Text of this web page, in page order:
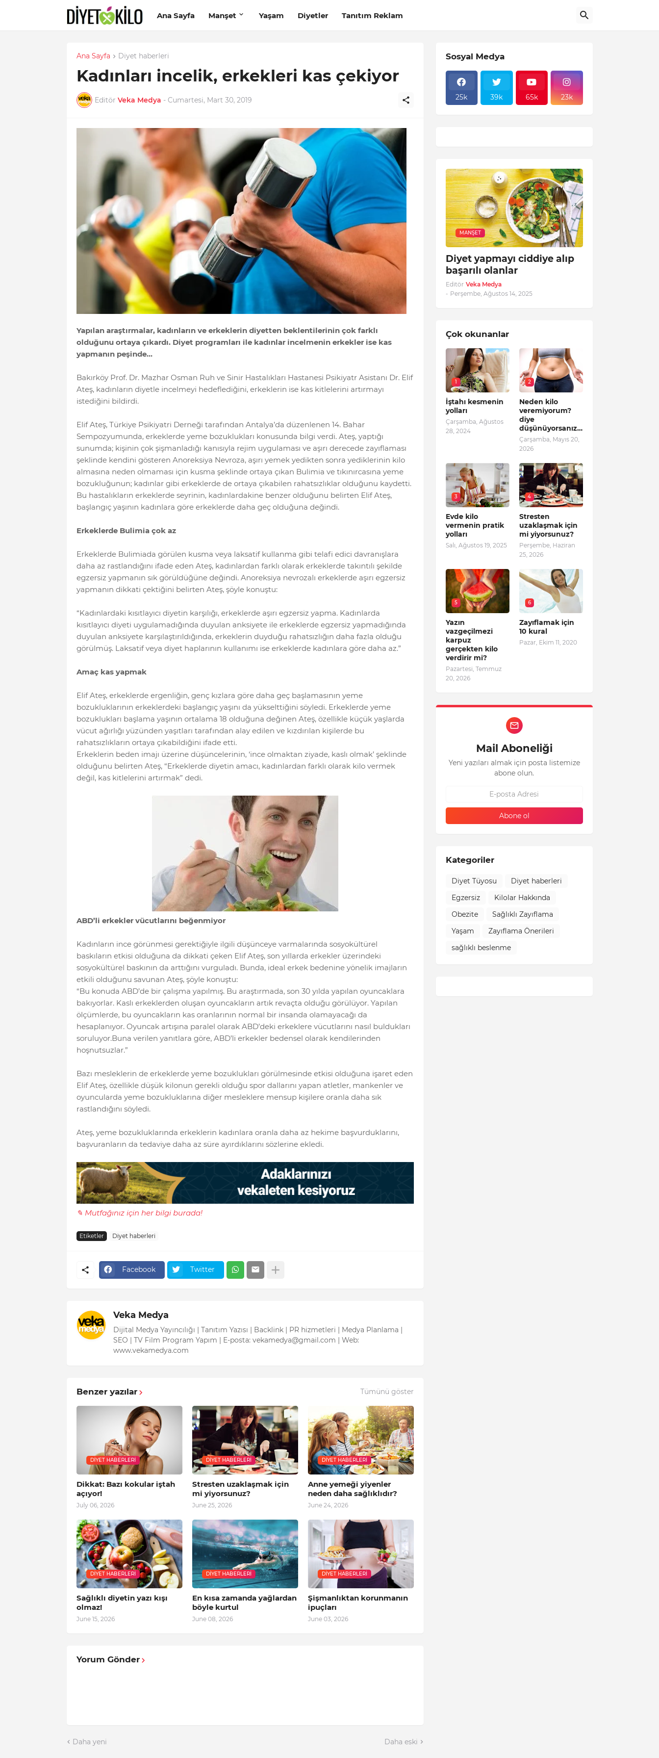
Ana Sayfa Manşet Yaşam Diyetler Tanıtım Reklam
Ana Sayfa Diyet haberleri
Kadınları incelik, erkekleri kas çekiyor
Editör Veka Medya - Cumartesi, Mart 30, 2019
Yapılan araştırmalar, kadınların ve erkeklerin diyetten beklentilerinin çok farklı
olduğunu ortaya çıkardı. Diyet programları ile kadınlar incelmenin erkekler ise kas
yapmanın peşinde…
Bakırköy Prof. Dr. Mazhar Osman Ruh ve Sinir Hastalıkları Hastanesi Psikiyatr Asistanı Dr. Elif
Ateş, kadınların diyetle incelmeyi hedeflediğini, erkeklerin ise kas kitlelerini artırmayı
istediğini bildirdi.
Elif Ateş, Türkiye Psikiyatri Derneği tarafından Antalya’da düzenlenen 14. Bahar
Sempozyumunda, erkeklerde yeme bozuklukları konusunda bilgi verdi. Ateş, yaptığı
sunumda; kişinin çok şişmanladığı kanısıyla rejim uygulaması ve aşırı derecede zayıflaması
şeklinde kendini gösteren Anoreksiya Nevroza, aşırı yemek yedikten sonra yediklerinin kilo
almasına neden olmaması için kusma şeklinde ortaya çıkan Bulimia ve tıkınırcasına yeme
bozukluğunun; kadınlar gibi erkeklerde de ortaya çıkabilen rahatsızlıklar olduğunu kaydetti.
Bu hastalıkların erkeklerde seyrinin, kadınlardakine benzer olduğunu belirten Elif Ateş,
başlangıç yaşının kadınlara göre erkeklerde daha geç olduğuna değindi.
Erkeklerde Bulimia çok az
Erkeklerde Bulimiada görülen kusma veya laksatif kullanma gibi telafi edici davranışlara
daha az rastlandığını ifade eden Ateş, kadınlardan farklı olarak erkeklerde takıntılı şekilde
egzersiz yapmanın sık görüldüğüne değindi. Anoreksiya nevrozalı erkeklerde aşırı egzersiz
yapmanın dikkati çektiğini belirten Ateş, şöyle konuştu:
“Kadınlardaki kısıtlayıcı diyetin karşılığı, erkeklerde aşırı egzersiz yapma. Kadınlarda
kısıtlayıcı diyeti uygulamadığında duyulan anksiyete ile erkeklerde egzersiz yapmadığında
duyulan anksiyete karşılaştırıldığında, erkeklerin duyduğu rahatsızlığın daha fazla olduğu
görülmüş. Laksatif veya diyet haplarının kullanımı ise erkeklerde kadınlara göre daha az.”
Amaç kas yapmak
Elif Ateş, erkeklerde ergenliğin, genç kızlara göre daha geç başlamasının yeme
bozukluklarının erkeklerdeki başlangıç yaşını da yükselttiğini söyledi. Erkeklerde yeme
bozuklukları başlama yaşının ortalama 18 olduğuna değinen Ateş, özellikle küçük yaşlarda
vücut ağırlığı yüzünden yaşıtları tarafından alay edilen ve kızdırılan kişilerde bu
rahatsızlıkların ortaya çıkabildiğini ifade etti.
Erkeklerin beden imajı üzerine düşüncelerinin, ‘ince olmaktan ziyade, kaslı olmak’ şeklinde
olduğunu belirten Ateş, “Erkeklerde diyetin amacı, kadınlardan farklı olarak kilo vermek
değil, kas kitlelerini artırmak” dedi.
ABD’li erkekler vücutlarını beğenmiyor
Kadınların ince görünmesi gerektiğiyle ilgili düşünceye varmalarında sosyokültürel
baskıların etkisi olduğuna da dikkati çeken Elif Ateş, son yıllarda erkekler üzerindeki
sosyokültürel baskının da arttığını vurguladı. Bunda, ideal erkek bedenine yönelik imajların
etkili olduğunu savunan Ateş, şöyle konuştu:
“Bu konuda ABD’de bir çalışma yapılmış. Bu araştırmada, son 30 yılda yapılan oyuncaklara
bakıyorlar. Kaslı erkeklerden oluşan oyuncakların artık revaçta olduğu görülüyor. Yapılan
ölçümlerde, bu oyuncakların kas oranlarının normal bir insanda olamayacağı da
hesaplanıyor. Oyuncak artışına paralel olarak ABD’deki erkeklere vücutlarını nasıl buldukları
soruluyor.Buna verilen yanıtlara göre, ABD’li erkekler bedensel olarak kendilerinden
hoşnutsuzlar.”
Bazı mesleklerin de erkeklerde yeme bozuklukları görülmesinde etkisi olduğuna işaret eden
Elif Ateş, özellikle düşük kilonun gerekli olduğu spor dallarını yapan atletler, mankenler ve
oyuncularda yeme bozukluklarına diğer mesleklere mensup kişilere oranla daha sık
rastlandığını söyledi.
Ateş, yeme bozukluklarında erkeklerin kadınlara oranla daha az hekime başvurduklarını,
başvuranların da tedaviye daha az süre ayırdıklarını sözlerine ekledi.
✎ Mutfağınız için her bilgi burada!
Etiketler Diyet haberleri
Facebook Twitter
Veka Medya
Dijital Medya Yayıncılığı | Tanıtım Yazısı | Backlink | PR hizmetleri | Medya Planlama |
SEO | TV Film Program Yapım | E-posta: vekamedya@gmail.com | Web:
www.vekamedya.com
Benzer yazılar Tümünü göster
DIYET HABERLERI
Dikkat: Bazı kokular iştah
açıyor!
July 06, 2026
DIYET HABERLERI
Stresten uzaklaşmak için
mi yiyorsunuz?
June 25, 2026
DIYET HABERLERI
Anne yemeği yiyenler
neden daha sağlıklıdır?
June 24, 2026
DIYET HABERLERI
Sağlıklı diyetin yazı kışı
olmaz!
June 15, 2026
DIYET HABERLERI
En kısa zamanda yağlardan
böyle kurtul
June 08, 2026
DIYET HABERLERI
Şişmanlıktan korunmanın
ipuçları
June 03, 2026
Yorum Gönder
Daha yeni Daha eski
Sosyal Medya
25k 39k 65k 23k
MANŞET
Diyet yapmayı ciddiye alıp
başarılı olanlar
Editör Veka Medya
- Perşembe, Ağustos 14, 2025
Çok okunanlar
1
İştahı kesmenin
yolları
Çarşamba, Ağustos
28, 2024
2
Neden kilo
veremiyorum?
diye
düşünüyorsanız…
Çarşamba, Mayıs 20,
2026
3
Evde kilo
vermenin pratik
yolları
Salı, Ağustos 19, 2025
4
Stresten
uzaklaşmak için
mi yiyorsunuz?
Perşembe, Haziran
25, 2026
5
Yazın
vazgeçilmezi
karpuz
gerçekten kilo
verdirir mi?
Pazartesi, Temmuz
20, 2026
6
Zayıflamak için
10 kural
Pazar, Ekim 11, 2020
Mail Aboneliği
Yeni yazıları almak için posta listemize
abone olun.
Kategoriler
Diyet Tüyosu
Diyet haberleri
Egzersiz
Kilolar Hakkında
Obezite
Sağlıklı Zayıflama
Yaşam
Zayıflama Önerileri
sağlıklı beslenme